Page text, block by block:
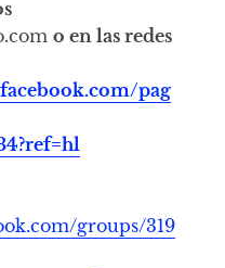
o en las redes
pag
groups/319